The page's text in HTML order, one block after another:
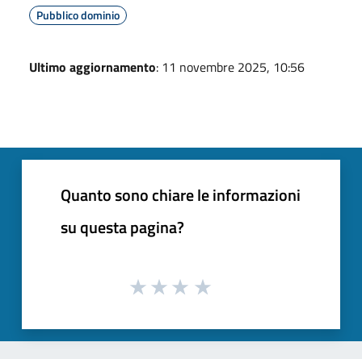
Pubblico dominio
Ultimo aggiornamento: 11 novembre 2025, 10:56
Quanto sono chiare le informazioni
su questa pagina?